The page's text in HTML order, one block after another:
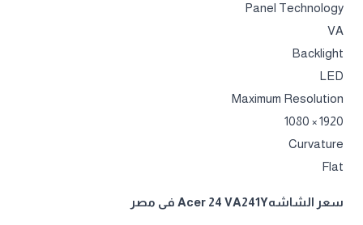
Panel Technology
VA
Backlight
LED
Maximum Resolution
1920 × 1080
Curvature
Flat
سعر الشاشهAcer 24 VA241Y فى مصر